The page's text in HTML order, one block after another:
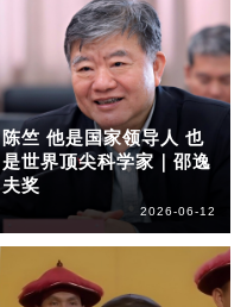
陈竺 他是国家领导人 也
是世界顶尖科学家｜邵逸
夫奖
2026-06-12